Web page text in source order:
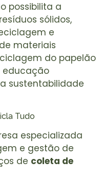
possibilita a
sólidos,
e
materiais
do papelão
educação
sustentabilidade
Tudo
especializada
e gestão de
de coleta de